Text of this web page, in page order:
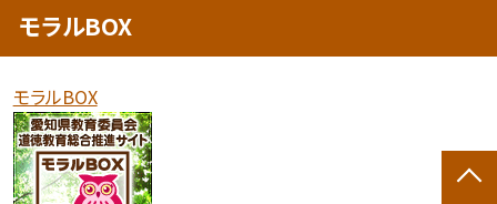
モラルBOX
モラルBOX